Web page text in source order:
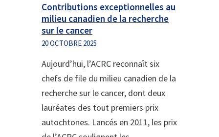
Contributions exceptionnelles au
milieu canadien de la recherche
sur le cancer
20 OCTOBRE 2025
Aujourd’hui, l’ACRC reconnaît six
chefs de file du milieu canadien de la
recherche sur le cancer, dont deux
lauréates des tout premiers prix
autochtones. Lancés en 2011, les prix